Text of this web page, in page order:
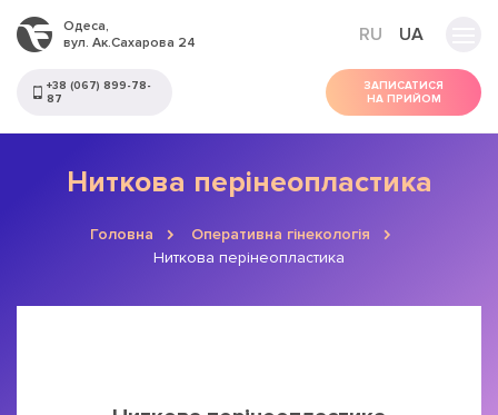
Одеса,
вул. Ак.Сахарова 24
RU UA
+38 (067) 899-78-
87
ЗАПИСАТИСЯ
НА ПРИЙОМ
Ниткова перінеопластика
Головна
Оперативна гінекологія
Ниткова перінеопластика